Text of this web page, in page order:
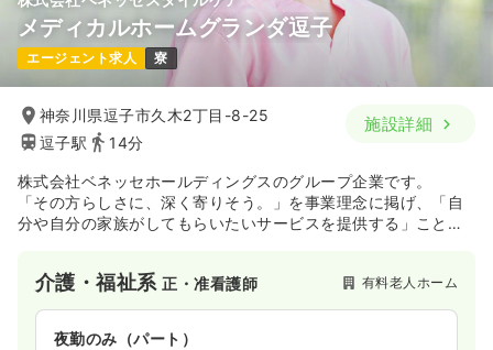
メディカルホームグランダ逗子
エージェント求人 寮
神奈川県逗子市久木2丁目-8-25
逗子駅
14分
施設詳細
株式会社ベネッセホールディングスのグループ企業です。
「その方らしさに、深く寄りそう。」を事業理念に掲げ、「自
分や自分の家族がしてもらいたいサービスを提供する」ことを
は国内最多を誇ります。
介護・福祉系正・准看護師 有料老人ホーム
夜勤のみ（パート）